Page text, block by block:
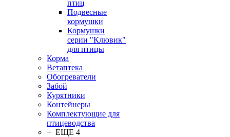
птиц
Подвесные
кормушки
Кормушки
серии "Клювик"
для птицы
Корма
Ветаптека
Обогреватели
Забой
Курятники
Контейнеры
Комплектующие для
птицеводства
+ ЕЩЕ 4